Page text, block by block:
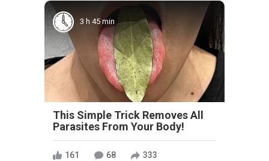
3 h 45 min
This Simple Trick Removes All
Parasites From Your Body!
161 68 333